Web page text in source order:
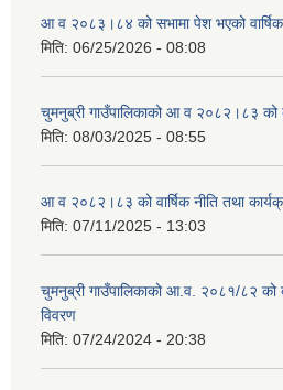
आ व २०८३।८४ को सभामा पेश भएको
मिति: 06/25/2026 - 08:08
चुमनुब्री गाउँपालिकाको आ व २०८२।८३
मिति: 08/03/2025 - 08:55
आ व २०८२।८३ को वार्षिक नीति तथा
मिति: 07/11/2025 - 13:03
चुमनुब्री गाउँपालिकाको आ.व. २०८१/८२
विवरण
मिति: 07/24/2024 - 20:38